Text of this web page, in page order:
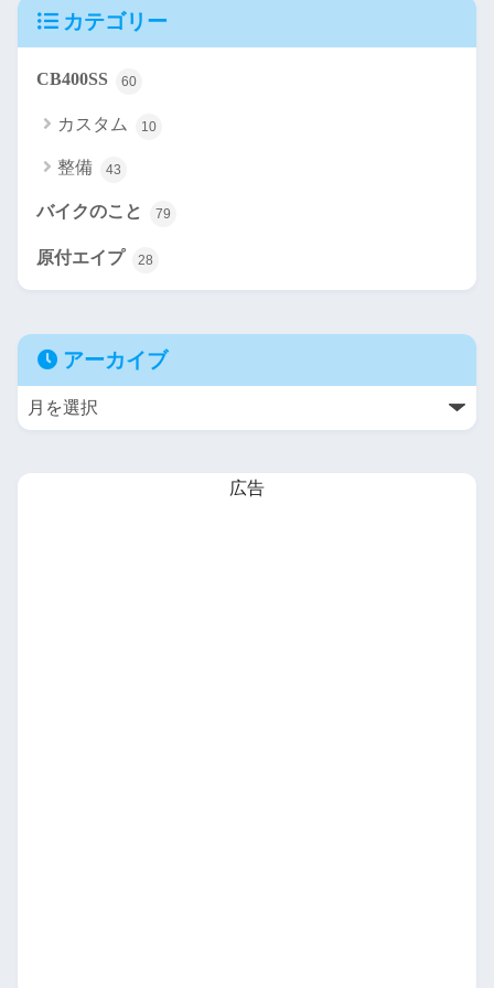
カテゴリー
CB400SS 60
カスタム 10
整備 43
バイクのこと 79
原付エイプ 28
アーカイブ
広告